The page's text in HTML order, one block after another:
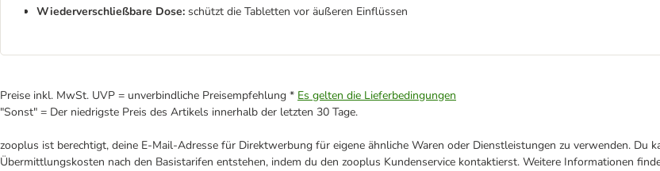
Wiederverschließbare Dose: schützt die Tabletten vor äußeren Einflüssen
Preise inkl. MwSt. UVP = unverbindliche Preisempfehlung * Es gelten die Lieferbedingungen
"Sonst" = Der niedrigste Preis des Artikels innerhalb der letzten 30 Tage.
zooplus ist berechtigt, deine E-Mail-Adresse für Direktwerbung für eigene ähnliche Waren oder Dienstleistungen zu verwenden. Du
Übermittlungskosten nach den Basistarifen entstehen, indem du den zooplus Kundenservice kontaktierst. Weitere Informationen